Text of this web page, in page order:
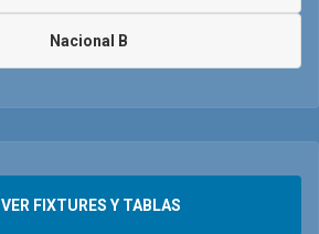
Nacional B
VER FIXTURES Y TABLAS